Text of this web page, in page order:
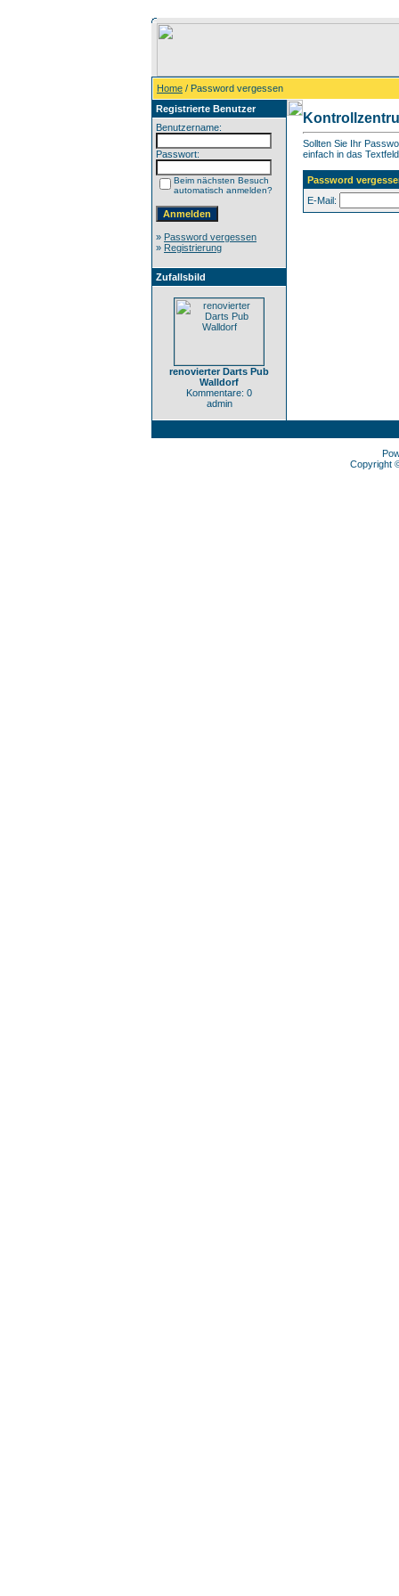
Home / Password vergessen
Registrierte Benutzer
Benutzername:
Passwort:
Beim nächsten Besuch
automatisch anmelden?
» Password vergessen
» Registrierung
Zufallsbild
renovierter Darts Pub
Walldorf
Kommentare: 0
admin
Sollten Sie Ihr
einfach in das
Password
E-Mail:
Copyright